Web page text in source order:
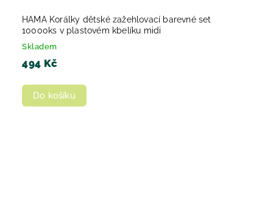
HAMA Korálky dětské zažehlovací barevné set
10000ks v plastovém kbelíku midi
Skladem
494 Kč
Do košíku